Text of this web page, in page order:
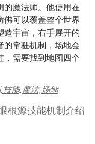
的魔法师。他使用在
佛可以覆盖整个世界
造宇宙，右手展开的
的常驻机制，场地会
，需要找到地图四个
技能,魔法,场地